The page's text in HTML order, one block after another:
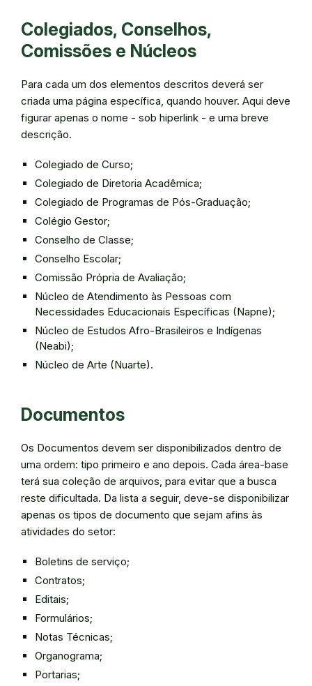
Colegiados, Conselhos,
Comissões e Núcleos
Para cada um dos elementos descritos deverá ser
criada uma página específica, quando houver. Aqui deve
figurar apenas o nome - sob hiperlink - e uma breve
descrição.
Colegiado de Curso;
Colegiado de Diretoria Acadêmica;
Colegiado de Programas de Pós-Graduação;
Colégio Gestor;
Conselho de Classe;
Conselho Escolar;
Comissão Própria de Avaliação;
Núcleo de Atendimento às Pessoas com
Necessidades Educacionais Específicas (Napne);
Núcleo de Estudos Afro-Brasileiros e Indígenas
(Neabi);
Núcleo de Arte (Nuarte).
Documentos
Os Documentos devem ser disponibilizados dentro de
uma ordem: tipo primeiro e ano depois. Cada área-base
terá sua coleção de arquivos, para evitar que a busca
reste dificultada. Da lista a seguir, deve-se disponibilizar
apenas os tipos de documento que sejam afins às
atividades do setor:
Boletins de serviço;
Contratos;
Editais;
Formulários;
Notas Técnicas;
Organograma;
Portarias;